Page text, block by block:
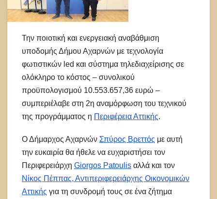
Την ποιοτική και ενεργειακή αναβάθμιση
υποδομής Δήμου Αχαρνών με τεχνολογία
φωτιστικών led και σύστημα τηλεδιαχείρισης σε
ολόκληρο το κόστος – συνολικού
προϋπολογισμού 10.553.657,36 ευρώ –
συμπεριέλαβε στη 2η αναμόρφωση του τεχνικού
της προγράμματος η Περιφέρεια Αττικής.
Ο Δήμαρχος Αχαρνών Σπύρος Βρεττός με αυτή
την ευκαιρία θα ήθελε να ευχαριστήσει τον
Περιφερειάρχη Giorgos Patoulis αλλά και τον
Νίκος Πέππας, Αντιπεριφερειάρχης Οικονομικών
Αττικής για τη συνδρομή τους σε ένα ζήτημα